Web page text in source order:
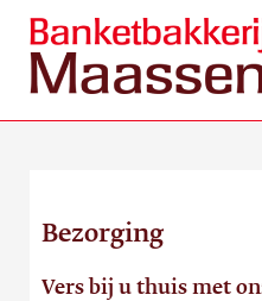
Inloggen
Bezorging
Vers bij u thuis met